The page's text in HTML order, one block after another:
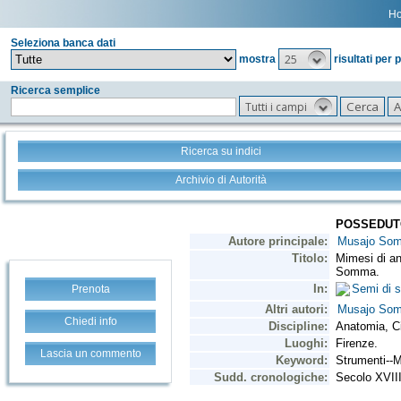
Seleziona banca dati
mostra
25 risultati per
Ricerca semplice
Tutti i campi
Ricerca su indici
Archivio di Autorità
Prenota
Chiedi info
Lascia un commento